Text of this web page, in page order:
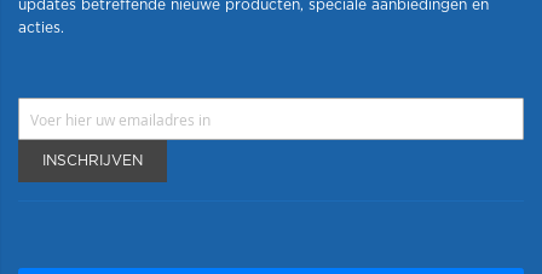
updates betreffende nieuwe producten, speciale aanbiedingen en
acties.
INSCHRIJVEN